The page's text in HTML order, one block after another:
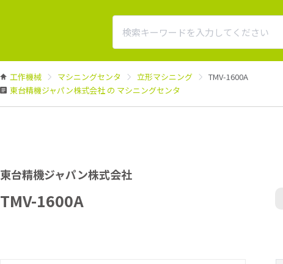
工作機械 マシニングセンタ 立形マシニング
TMV-1600A
東台精機ジャパン株式会社 の マシニングセンタ
東台精機ジャパン株式会社
TMV-1600A